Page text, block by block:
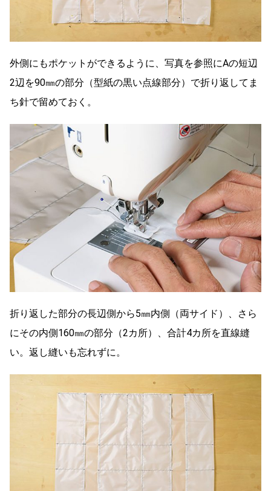
外側にもポケットができるように、写真を参照にAの短辺
2辺を90㎜の部分（型紙の黒い点線部分）で折り返してま
ち針で留めておく。
折り返した部分の長辺側から5㎜内側（両サイド）、さら
にその内側160㎜の部分（2カ所）、合計4カ所を直線縫
い。返し縫いも忘れずに。